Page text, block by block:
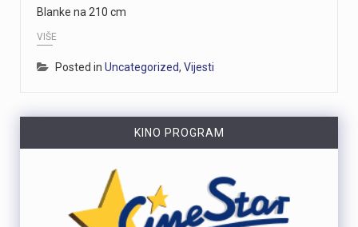
Blanke na 210 cm
VIŠE
Posted in Uncategorized, Vijesti
KINO PROGRAM